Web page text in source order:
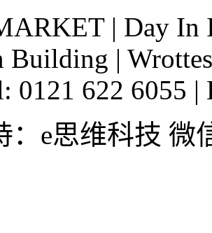
| Day In
Building |
0121 622 6055 |
：e思维科技 微